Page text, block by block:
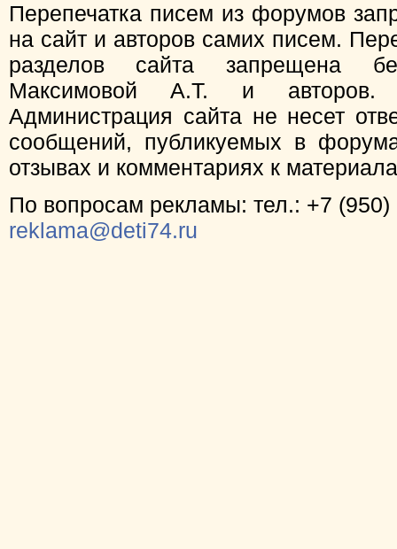
Перепечатка писем из форумов
на сайт и авторов самих писем.
разделов сайта запрещена
Максимовой А.Т. и
Администрация сайта не несет
сообщений, публикуемых в
отзывах и комментариях к
По вопросам рекламы: тел.: +7 (950)
reklama@deti74.ru